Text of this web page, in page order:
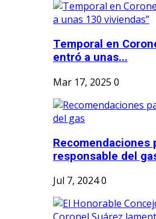
Temporal en
entró a unas...
Mar 17, 2025 0
Recomendaciones
responsable del
Jul 7, 20240